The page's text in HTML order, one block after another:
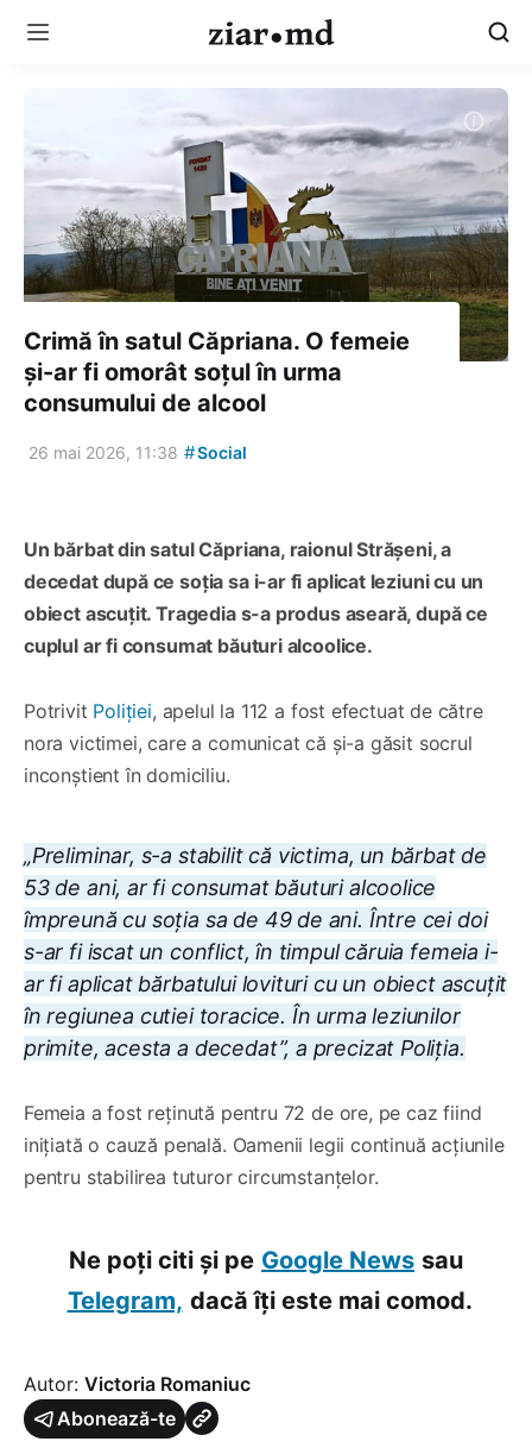
Crimă în satul Căpriana. O femeie
și-ar fi omorât soțul în urma
consumului de alcool
26 mai 2026, 11:38 #Social
Un bărbat din satul Căpriana, raionul Strășeni, a
decedat după ce soția sa i-ar fi aplicat leziuni cu un
obiect ascuțit. Tragedia s-a produs aseară, după ce
cuplul ar fi consumat băuturi alcoolice.
Potrivit Poliției, apelul la 112 a fost efectuat de către
nora victimei, care a comunicat că și-a găsit socrul
inconștient în domiciliu.
„Preliminar, s-a stabilit că victima, un bărbat de
53 de ani, ar fi consumat băuturi alcoolice
împreună cu soția sa de 49 de ani. Între cei doi
s-ar fi iscat un conflict, în timpul căruia femeia i-
ar fi aplicat bărbatului lovituri cu un obiect ascuțit
în regiunea cutiei toracice. În urma leziunilor
primite, acesta a decedat”, a precizat Poliția.
Femeia a fost reținută pentru 72 de ore, pe caz fiind
inițiată o cauză penală. Oamenii legii continuă acțiunile
pentru stabilirea tuturor circumstanțelor.
Ne poți citi și pe Google News sau
Telegram, dacă îți este mai comod.
Autor: Victoria Romaniuc
Abonează-te